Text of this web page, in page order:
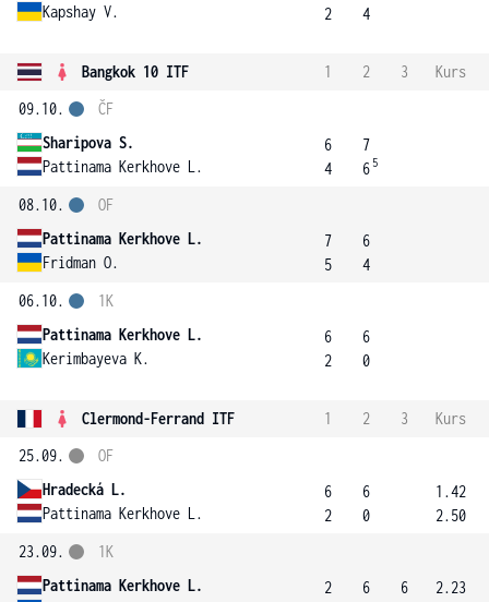
Kapshay V.
2
4
Bangkok 10 ITF 1 2 3
Kurs
09.10.
Sharipova S.
Pattinama Kerkhove L.
ČF
6
4
7
6 5
08.10.
Pattinama Kerkhove L.
Fridman O.
OF
7
5
6
4
06.10.
Pattinama Kerkhove L.
Kerimbayeva K.
1K
6
2
6
0
Clermond-Ferrand ITF 1 2 3
Kurs
25.09.
Hradecká L.
Pattinama Kerkhove L.
OF
6
2
6
0
1.42
2.50
23.09.
Pattinama Kerkhove L.
1K
2
6 6 2.23